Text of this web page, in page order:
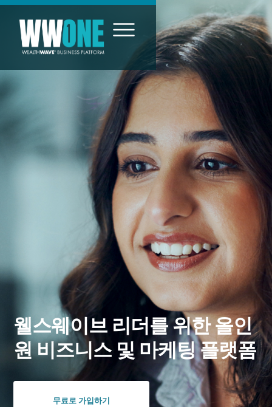
웰스웨이브 리더를 위한 올인
원 비즈니스 및 마케팅 플랫폼
무료로 가입하기